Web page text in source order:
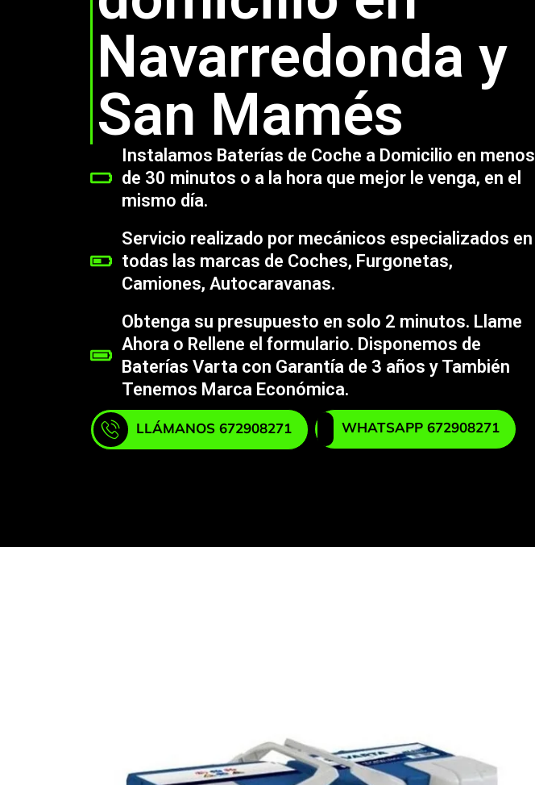
Navarredonda y
San Mamés
Instalamos Baterías de Coche a Domicilio en menos
de 30 minutos o a la hora que mejor le venga, en el
mismo día.
Servicio realizado por mecánicos especializados en
todas las marcas de Coches, Furgonetas,
Camiones, Autocaravanas.
Obtenga su presupuesto en solo 2 minutos. Llame
Ahora o Rellene el formulario. Disponemos de
Baterías Varta con Garantía de 3 años y También
Tenemos Marca Económica.
LLÁMANOS 672908271 WHATSAPP 672908271